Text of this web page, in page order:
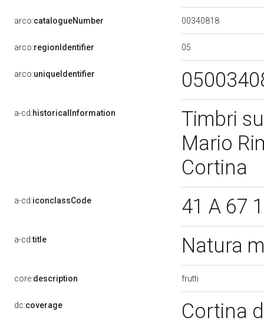
arco:catalogueNumber 00340818
arco:regionIdentifier 05
arco:uniqueIdentifier
a-cd:historicalInformation
Timbri
Mario
Cortina
a-cd:iconclassCode 41 A 67
a-cd:title Natura
core:description frutti
dc:coverage Cortina